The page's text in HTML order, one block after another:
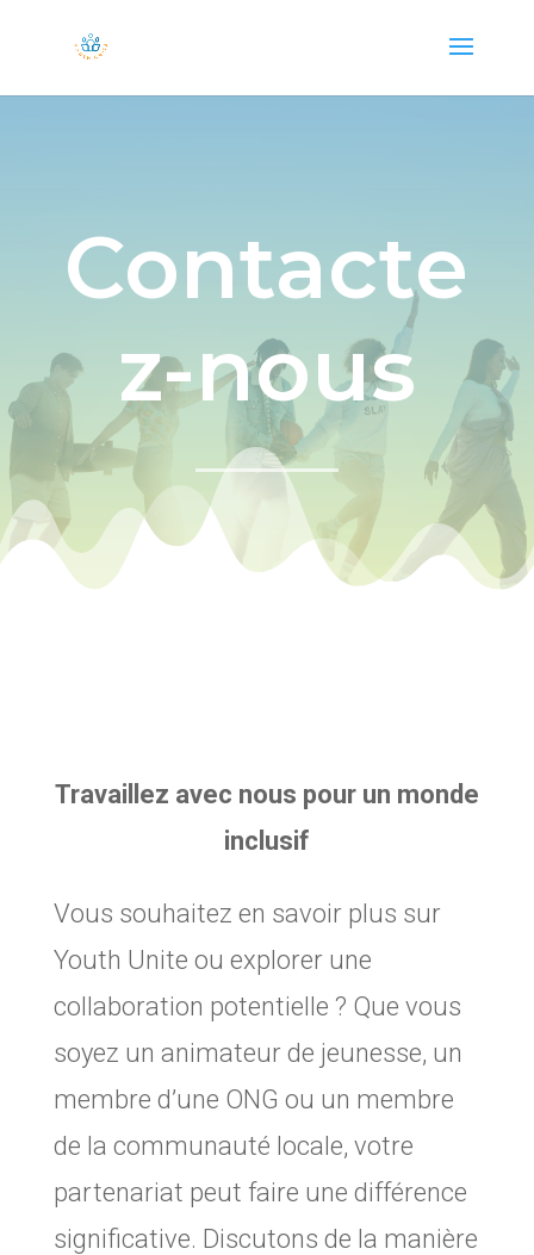
Contacte
z-nous
Travaillez avec nous pour un monde
inclusif
Vous souhaitez en savoir plus sur
Youth Unite ou explorer une
collaboration potentielle ? Que vous
soyez un animateur de jeunesse, un
membre d’une ONG ou un membre
de la communauté locale, votre
partenariat peut faire une différence
significative. Discutons de la manière